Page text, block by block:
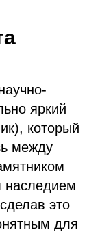
яркий
который
между
наследием
это
для